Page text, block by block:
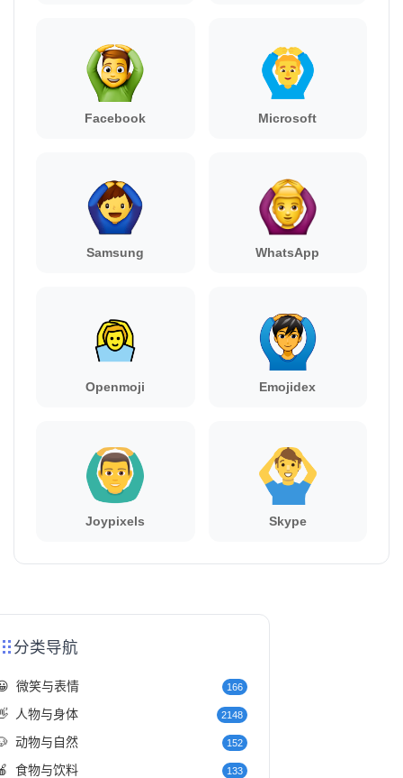
Facebook Microsoft
Samsung WhatsApp
Openmoji Emojidex
Joypixels Skype
分类导航
微笑与表情 166
人物与身体 2148
动物与自然 152
食物与饮料 133